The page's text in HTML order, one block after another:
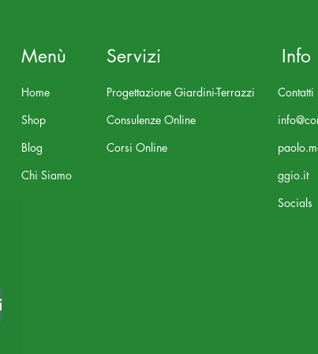
Menù
Home
Shop
Blog
Chi Siamo
Servizi
Progettazione Giardini-Terrazzi
Consulenze Online
Corsi Online
Info
Contatti
ggio.it
Socials